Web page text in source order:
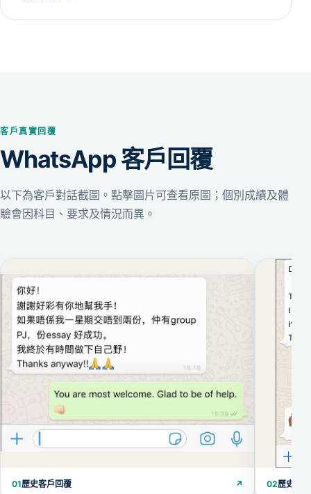
客戶真實回覆
WhatsApp 客戶回覆
以下為客戶對話截圖。點擊圖片可查看原圖；個別成績及體
驗會因科目、要求及情況而異。
01歷史客戶回覆 ↗ 02歷史客